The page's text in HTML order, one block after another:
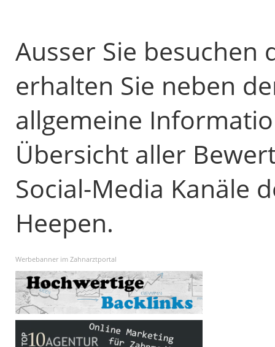
Ausser Sie besuchen
erhalten Sie neben
allgemeine
Übersicht aller
Social-Media Kanäle
Heepen.
Werbebanner im Zahnarztportal